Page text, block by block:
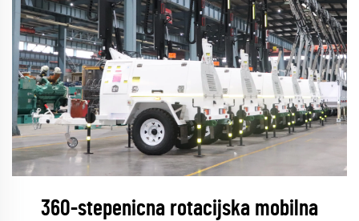
360-stepenicna rotacijska mobilna